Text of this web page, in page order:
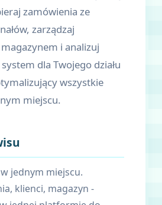
zamówienia ze
zarządzaj
i analizuj
dla Twojego działu
wszystkie
miejscu.
jednym miejscu.
klienci, magazyn -